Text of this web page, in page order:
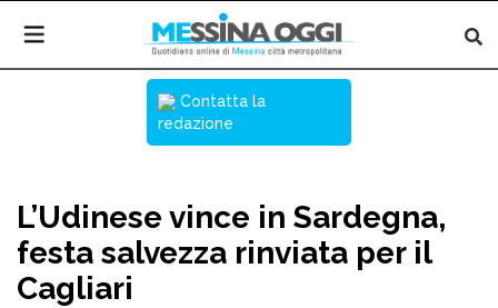
Contatta la
redazione
L’Udinese vince in Sardegna,
festa salvezza rinviata per il
Cagliari